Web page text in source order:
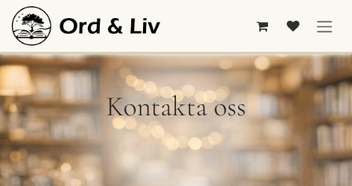
Hoppa till innehåll
Kontakta oss